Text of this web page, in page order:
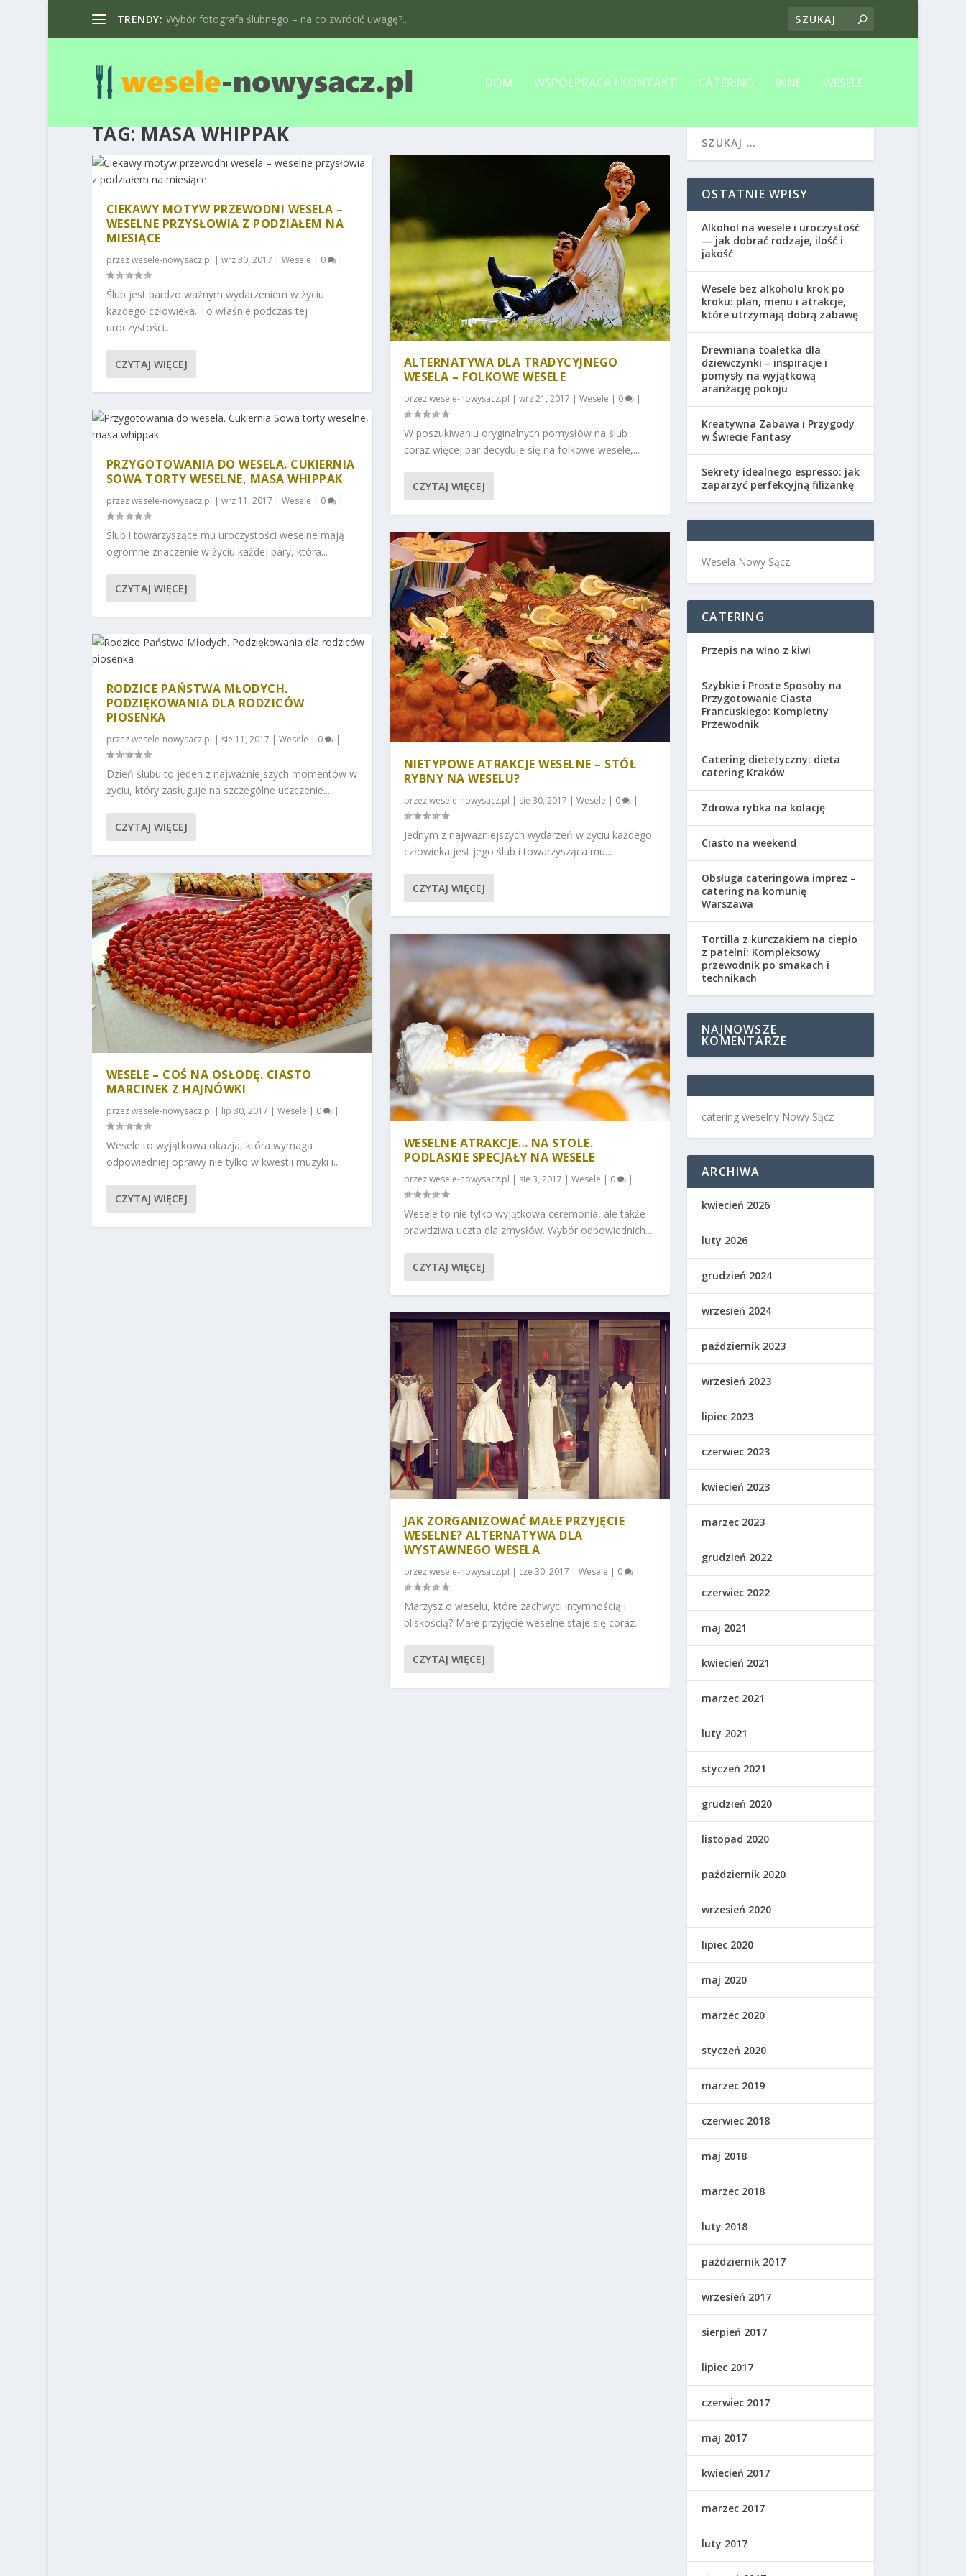
TRENDY: Wybór fotografa ślubnego – na co zwrócić uwagę?...
DOM WSPÓŁPRACA I KONTAKT CATERING INNE WESELE
TAG:MASA WHIPPAK
CIEKAWY MOTYW PRZEWODNI WESELA –
WESELNE PRZYSŁOWIA Z PODZIAŁEM NA
MIESIĄCE
przezwesele-nowysacz.pl | wrz 30, 2017 | Wesele | 0 |
Ślub jest bardzo ważnym wydarzeniem w życiu
każdego człowieka. To właśnie podczas tej
uroczystości...
CZYTAJ WIĘCEJ
PRZYGOTOWANIA DO WESELA. CUKIERNIA
SOWA TORTY WESELNE, MASA WHIPPAK
przezwesele-nowysacz.pl | wrz 11, 2017 | Wesele | 0 |
Ślub i towarzyszące mu uroczystości weselne mają
ogromne znaczenie w życiu każdej pary, która...
CZYTAJ WIĘCEJ
RODZICE PAŃSTWA MŁODYCH.
PODZIĘKOWANIA DLA RODZICÓW
PIOSENKA
przezwesele-nowysacz.pl | sie 11, 2017 | Wesele | 0 |
Dzień ślubu to jeden z najważniejszych momentów w
życiu, który zasługuje na szczególne uczczenie....
CZYTAJ WIĘCEJ
WESELE – COŚ NA OSŁODĘ. CIASTO
MARCINEK Z HAJNÓWKI
przezwesele-nowysacz.pl | lip 30, 2017 | Wesele | 0 |
Wesele to wyjątkowa okazja, która wymaga
odpowiedniej oprawy nie tylko w kwestii muzyki i...
CZYTAJ WIĘCEJ
ALTERNATYWA DLA TRADYCYJNEGO
WESELA – FOLKOWE WESELE
przezwesele-nowysacz.pl | wrz 21, 2017 | Wesele | 0 |
W poszukiwaniu oryginalnych pomysłów na ślub
coraz więcej par decyduje się na folkowe wesele,...
CZYTAJ WIĘCEJ
NIETYPOWE ATRAKCJE WESELNE – STÓŁ
RYBNY NA WESELU?
przezwesele-nowysacz.pl | sie 30, 2017 | Wesele | 0 |
Jednym z najważniejszych wydarzeń w życiu każdego
człowieka jest jego ślub i towarzysząca mu...
CZYTAJ WIĘCEJ
WESELNE ATRAKCJE… NA STOLE.
PODLASKIE SPECJAŁY NA WESELE
przezwesele-nowysacz.pl | sie 3, 2017 | Wesele | 0 |
Wesele to nie tylko wyjątkowa ceremonia, ale także
prawdziwa uczta dla zmysłów. Wybór odpowiednich...
CZYTAJ WIĘCEJ
JAK ZORGANIZOWAĆ MAŁE PRZYJĘCIE
WESELNE? ALTERNATYWA DLA
WYSTAWNEGO WESELA
przezwesele-nowysacz.pl | cze 30, 2017 | Wesele | 0 |
Marzysz o weselu, które zachwyci intymnością i
bliskością? Małe przyjęcie weselne staje się coraz...
CZYTAJ WIĘCEJ
OSTATNIE WPISY
Alkohol na wesele i uroczystość
— jak dobrać rodzaje, ilość i
jakość
Wesele bez alkoholu krok po
kroku: plan, menu i atrakcje,
które utrzymają dobrą zabawę
Drewniana toaletka dla
dziewczynki – inspiracje i
pomysły na wyjątkową
aranżację pokoju
Kreatywna Zabawa i Przygody
w Świecie Fantasy
Sekrety idealnego espresso: jak
zaparzyć perfekcyjną filiżankę
Wesela Nowy Sącz
CATERING
Przepis na wino z kiwi
Szybkie i Proste Sposoby na
Przygotowanie Ciasta
Francuskiego: Kompletny
Przewodnik
Catering dietetyczny: dieta
catering Kraków
Zdrowa rybka na kolację
Ciasto na weekend
Obsługa cateringowa imprez –
catering na komunię
Warszawa
Tortilla z kurczakiem na ciepło
z patelni: Kompleksowy
przewodnik po smakach i
technikach
NAJNOWSZE
KOMENTARZE
catering weselny Nowy Sącz
ARCHIWA
kwiecień 2026
luty 2026
grudzień 2024
wrzesień 2024
październik 2023
wrzesień 2023
lipiec 2023
czerwiec 2023
kwiecień 2023
marzec 2023
grudzień 2022
czerwiec 2022
maj 2021
kwiecień 2021
marzec 2021
luty 2021
styczeń 2021
grudzień 2020
listopad 2020
październik 2020
wrzesień 2020
lipiec 2020
maj 2020
marzec 2020
styczeń 2020
marzec 2019
czerwiec 2018
maj 2018
marzec 2018
luty 2018
październik 2017
wrzesień 2017
sierpień 2017
lipiec 2017
czerwiec 2017
maj 2017
kwiecień 2017
marzec 2017
luty 2017